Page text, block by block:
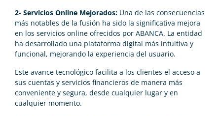
2- Servicios Online Mejorados: Una de las consecuencias
más notables de la fusión ha sido la significativa mejora
en los servicios online ofrecidos por ABANCA. La entidad
ha desarrollado una plataforma digital más intuitiva y
funcional, mejorando la experiencia del usuario.
Este avance tecnológico facilita a los clientes el acceso a
sus cuentas y servicios financieros de manera más
conveniente y segura, desde cualquier lugar y en
cualquier momento.